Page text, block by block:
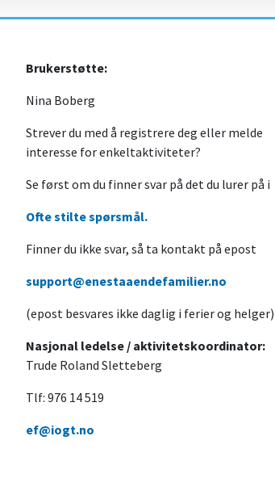
Brukerstøtte:
Nina Boberg
Strever du med å registrere deg eller melde
interesse for enkeltaktiviteter?
Se først om du finner svar på det du lurer på i
Ofte stilte spørsmål.
Finner du ikke svar, så ta kontakt på epost
support@enestaaendefamilier.no
(epost besvares ikke daglig i ferier og helger)
Nasjonal ledelse / aktivitetskoordinator:
Trude Roland Sletteberg
Tlf: 976 14 519
ef@iogt.no